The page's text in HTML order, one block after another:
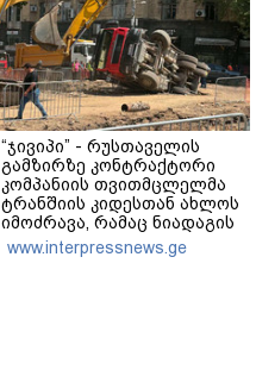
“ჯივიპი” - რუსთაველის
გამზირზე კონტრაქტორი
კომპანიის თვითმცლელმა
ტრანშიის კიდესთან ახლოს
იმოძრავა, რამაც ნიადაგის
ჩამოშლა და ტექნიკის
მოცურება გამოიწვია,
www.interpressnews.ge